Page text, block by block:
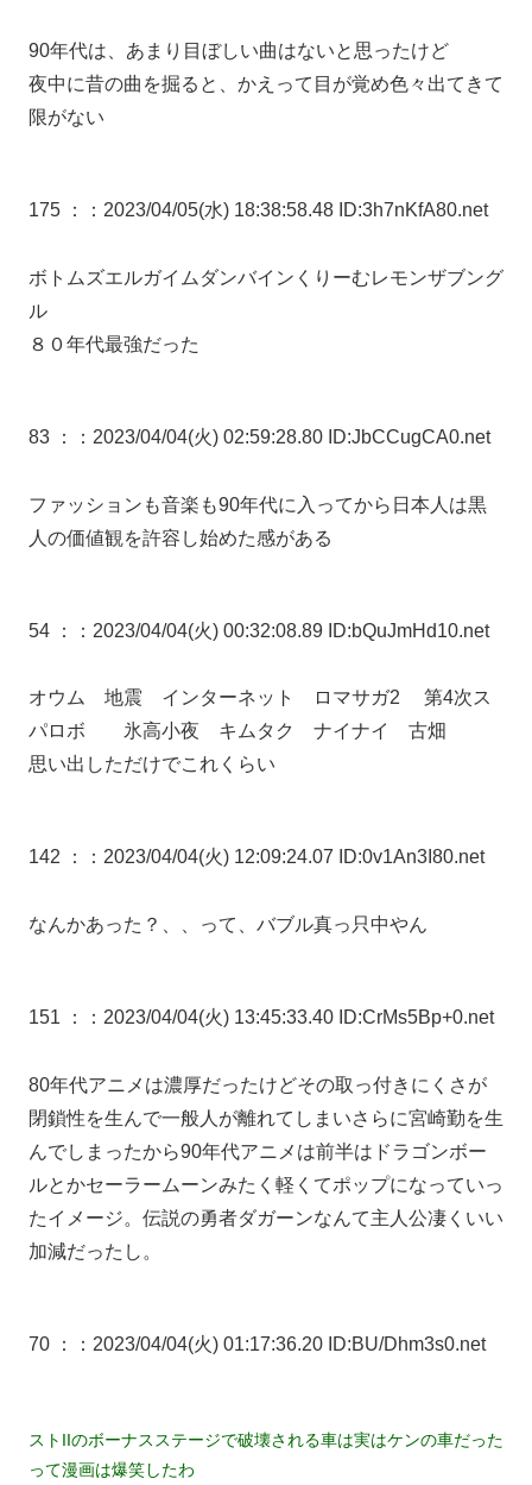
90年代は、あまり目ぼしい曲はないと思ったけど
夜中に昔の曲を掘ると、かえって目が覚め色々出てきて
限がない
175 ： ：2023/04/05(水) 18:38:58.48 ID:3h7nKfA80.net
ボトムズエルガイムダンバインくりーむレモンザブング
ル
８０年代最強だった
83 ： ：2023/04/04(火) 02:59:28.80 ID:JbCCugCA0.net
ファッションも音楽も90年代に入ってから日本人は黒
人の価値観を許容し始めた感がある
54 ： ：2023/04/04(火) 00:32:08.89 ID:bQuJmHd10.net
オウム 地震 インターネット ロマサガ2 第4次ス
パロボ 氷高小夜 キムタク ナイナイ 古畑
思い出しただけでこれくらい
142 ： ：2023/04/04(火) 12:09:24.07 ID:0v1An3I80.net
なんかあった？、、って、バブル真っ只中やん
151 ： ：2023/04/04(火) 13:45:33.40 ID:CrMs5Bp+0.net
80年代アニメは濃厚だったけどその取っ付きにくさが
閉鎖性を生んで一般人が離れてしまいさらに宮崎勤を生
んでしまったから90年代アニメは前半はドラゴンボー
ルとかセーラームーンみたく軽くてポップになっていっ
たイメージ。伝説の勇者ダガーンなんて主人公凄くいい
加減だったし。
70 ： ：2023/04/04(火) 01:17:36.20 ID:BU/Dhm3s0.net
ストIIのボーナスステージで破壊される車は実はケンの車だった
って漫画は爆笑したわ